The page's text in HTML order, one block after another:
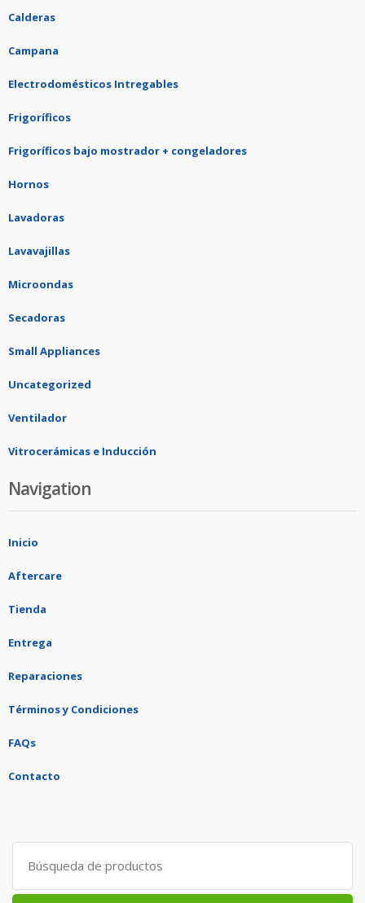
Calderas
Campana
Electrodomésticos Intregables
Frigoríficos
Frigoríficos bajo mostrador + congeladores
Hornos
Lavadoras
Lavavajillas
Microondas
Secadoras
Small Appliances
Uncategorized
Ventilador
Vitrocerámicas e Inducción
Navigation
Inicio
Aftercare
Tienda
Entrega
Reparaciones
Términos y Condiciones
FAQs
Contacto
Search
for: